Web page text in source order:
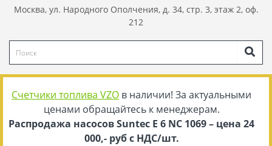
Москва, ул. Народного Ополчения, д. 34, стр. 3, этаж 2, оф.
212
Счетчики топлива VZO в наличии! За актуальными
ценами обращайтесь к менеджерам.
Распродажа насосов Suntec E 6 NC 1069 – цена 24
000,- руб с НДС/шт.